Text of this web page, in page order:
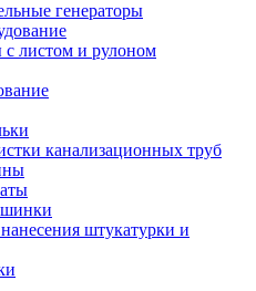
генераторы
с листом и рулоном
канализационных труб
штукатурки и